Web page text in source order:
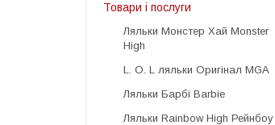
Товари і послуги
Ляльки Монстер Хай Monster
High
L. O. L ляльки Оригінал MGA
Ляльки Барбі Barbie
Ляльки Rainbow High Рейнбоу